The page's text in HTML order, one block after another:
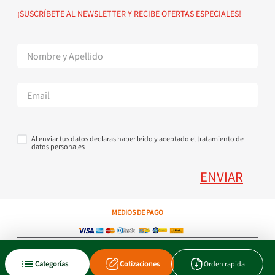
Categorías Cotizaciones Orden rapida
Suscribete al Newsletter
Superintendencia de Industria y Comercio
¡SUSCRÍBETE AL NEWSLETTER Y RECIBE OFERTAS ESPECIALES!
Al enviar tus datos declaras haber leído y aceptado el tratamiento de
datos personales
ENVIAR
MEDIOS DE PAGO
Copyright © 2023 JEN SA. Derechos Reservados. Util.com.co.